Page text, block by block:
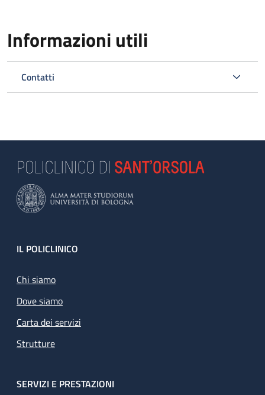
Informazioni utili
Contatti
Footer
IL POLICLINICO
Chi siamo
Dove siamo
Carta dei servizi
Strutture
SERVIZI E PRESTAZIONI